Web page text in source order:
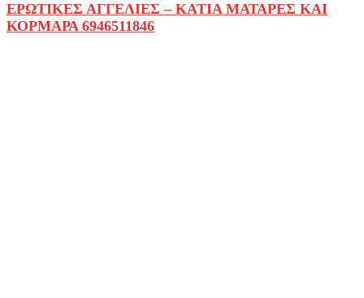
ΕΡΩΤΙΚΕΣ ΑΓΓΕΛΙΕΣ – KATIA ΜΑΤΑΡΕΣ ΚΑΙ
ΚΟΡΜΑΡΑ 6946511846